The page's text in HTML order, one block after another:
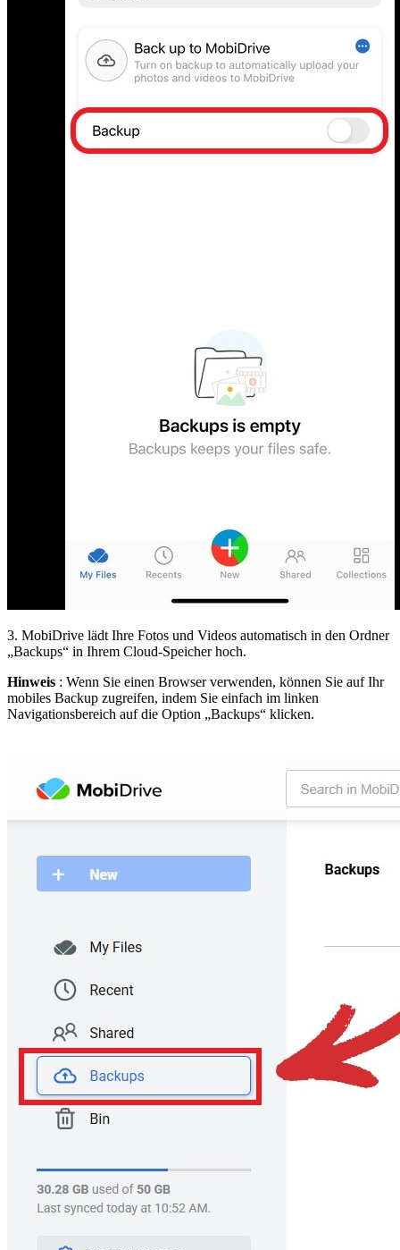
3. MobiDrive lädt Ihre Fotos und Videos automatisch in den Ordner
„Backups“ in Ihrem Cloud-Speicher hoch.
Hinweis : Wenn Sie einen Browser verwenden, können Sie auf Ihr
mobiles Backup zugreifen, indem Sie einfach im linken
Navigationsbereich auf die Option „Backups“ klicken.